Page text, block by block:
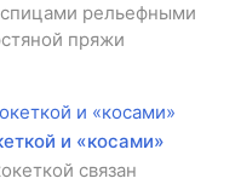
рельефными
пряжи
и «косами»
связан